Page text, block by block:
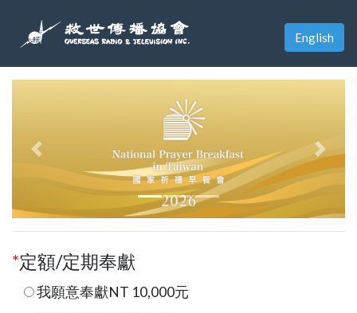
English
Previous Next
*定額/定期奉獻
我願意奉獻NT 10,000元